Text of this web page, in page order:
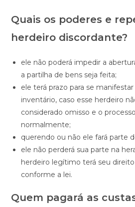
Quais os poderes e
herdeiro discordante?
ele não poderá impedir a
a partilha de bens seja feita;
ele terá prazo para se
inventário, caso esse herdeiro
considerado omisso e o
normalmente;
querendo ou não ele fará parte
ele não perderá sua parte na
herdeiro legítimo terá seu
conforme a lei.
Quem pagará as